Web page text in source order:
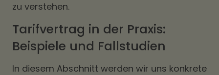
zu verstehen.
Tarifvertrag in der Praxis:
Beispiele und Fallstudien
In diesem Abschnitt werden wir uns konkrete